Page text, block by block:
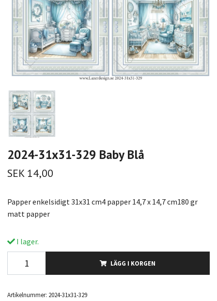
2024-31x31-329 Baby Blå
SEK 14,00
Papper enkelsidigt 31x31 cm4 papper 14,7 x 14,7 cm180 gr
matt papper
I lager.
LÄGG I KORGEN
Artikelnummer: 2024-31x31-329